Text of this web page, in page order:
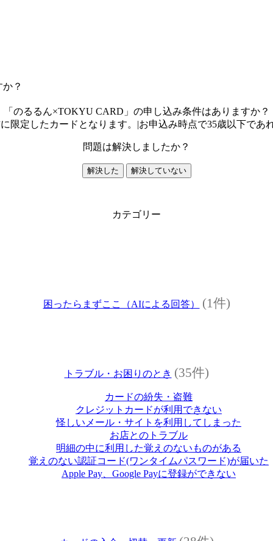
？
「のるるん×TOKYU CARD」の申し込み条件はありますか？
限定したカードとなります。|お申込み時点で35歳以下であ
問題は解決しましたか？
解決した 解決していない
カテゴリー
困ったらまずここ（AIによる回答） (1件)
トラブル・お困りのとき (35件)
カードの紛失・盗難
クレジットカードが利用できない
怪しいメール・サイトを利用してしまった
お店とのトラブル
明細の中に利用した覚えのないものがある
覚えのない認証コード(ワンタイムパスワード)が届いた
Apple Pay、Google Payに登録ができない